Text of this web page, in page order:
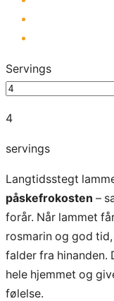
Servings
4
servings
Langtidsstegt
påskefrokosten –
forår. Når lammet
rosmarin og god
falder fra hinanden.
hele hjemmet og
følelse.